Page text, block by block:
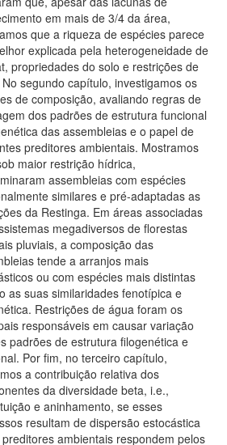
em mais de 3/4 da área,
que a riqueza de espécies parece
explicada pela heterogeneidade de
propriedades do solo e restrições de
segundo capítulo, investigamos os
de composição, avaliando regras de
dos padrões de estrutura funcional
das assembleias e o papel de
preditores ambientais. Mostramos
maior restrição hídrica,
assembleias com espécies
similares e pré-adaptadas as
da Restinga. Em áreas associadas
megadiversos de florestas
pluviais, a composição das
tende a arranjos mais
ou com espécies mais distintas
as suas similaridades fenotípica e
Restrições de água foram os
responsáveis em causar variação
padrões de estrutura filogenética e
Por fim, no terceiro capítulo,
a contribuição relativa dos
da diversidade beta, i.e.,
e aninhamento, se esses
resultam de dispersão estocástica
ambientais respondem pelos